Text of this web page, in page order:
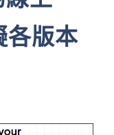
各版本